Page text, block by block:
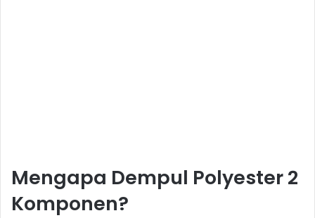
Mengapa Dempul Polyester 2
Komponen?